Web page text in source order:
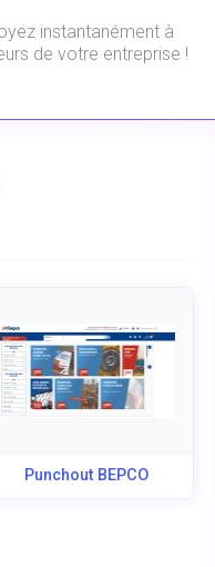
instantanément à
de votre entreprise !
Punchout BEPCO